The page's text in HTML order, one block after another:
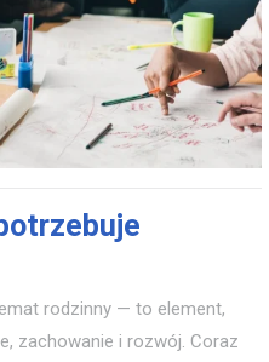
rodzinny — to element,
zachowanie i rozwój. Coraz